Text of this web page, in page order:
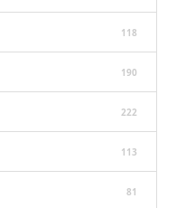
118
190
222
113
81